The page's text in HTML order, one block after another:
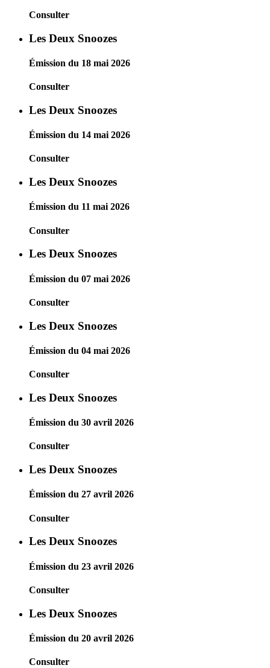
Consulter
Les Deux Snoozes
Émission du 18 mai 2026
Consulter
Les Deux Snoozes
Émission du 14 mai 2026
Consulter
Les Deux Snoozes
Émission du 11 mai 2026
Consulter
Les Deux Snoozes
Émission du 07 mai 2026
Consulter
Les Deux Snoozes
Émission du 04 mai 2026
Consulter
Les Deux Snoozes
Émission du 30 avril 2026
Consulter
Les Deux Snoozes
Émission du 27 avril 2026
Consulter
Les Deux Snoozes
Émission du 23 avril 2026
Consulter
Les Deux Snoozes
Émission du 20 avril 2026
Consulter